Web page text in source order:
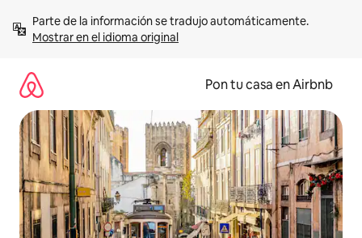
contenidoMostrar en el idioma original
Pon tu casa en Airbnb